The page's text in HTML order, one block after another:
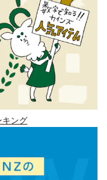
キング